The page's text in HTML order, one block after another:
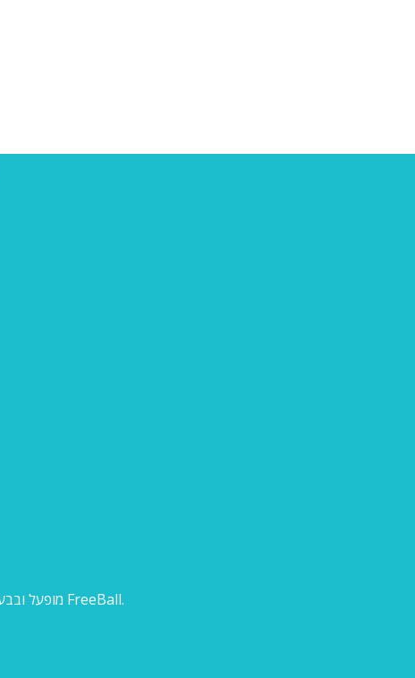
אתר זה, freeball.club, מופעל ובבעלות עמותת כדורעף פריבול ת"א (ע"ר), הפועלת בציבור תחת השם FreeBall.